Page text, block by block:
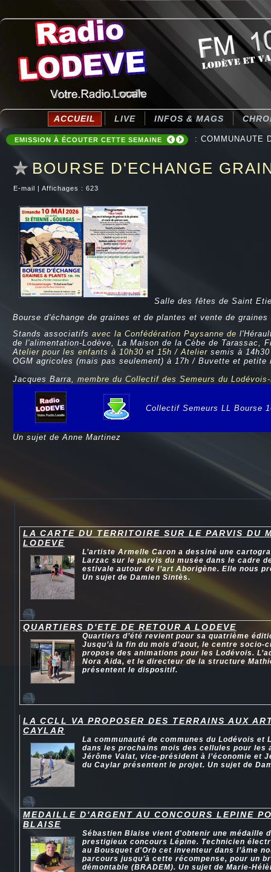
ACCUEIL LIVE INFOS & MAGS
EMISSION À ÉCOUTER CETTE SEMAINE : COMMUNAUTE
BOURSE D'ECHANGE
E-mail | Affichages : 623
Salle des fêtes de Saint
Bourse d'échange de graines et de plantes et vente de
Stands associatifs avec la Confédération Paysanne de
de l'alimentation-Lodève, La Maison de la Cèbe de Tarassac,
Atelier pour les enfants à 10h30 et 15h / Atelier semis à
OGM agricoles (mais pas seulement) à 17h / Buvette et petite
Jacques Barra, membre du Collectif des Semeurs du
Collectif Semeurs LL Bourse
Un sujet de Anne Martinez
LA CARTE DU TERRITOIRE SUR LE PARVIS DU
LODEVE
L’artiste Armelle Caron a dessiné une
Larzac sur le parvis du musée dans le cadre
estivale autour de l’art Aborigène. Elle nous
Un sujet de Damien Sintès.
QUARTIERS D'ETE DE RETOUR A LODEVE
Quartiers d’été revient pour sa quatrième
Jusqu’à la fin du mois d’aout, le centre socio-
propose des animations pour les Lodévois.
Nora Aida, et le directeur de la structure
présentent le dispositif.
LA CCLL VA PROPOSER DES TERRAINS AUX
CAYLAR
La communauté de communes du Lodévois et
dans les prochains mois des cellules pour les
Jérôme Valat, vice-président à l’économie et
du Caylar présentent le projet. Un sujet de
MEDAILLE D'ARGENT AU CONCOURS LEPINE
BLAISE
Sébastien Blaise vient d'obtenir une médaille
prestigieux concours Lépine. Technicien
au Bousquet d'Orb cet inventeur dans l’âme
parcours jusqu’à cette récompense, pour un
démontable (BRADEM). Un sujet de Marie-